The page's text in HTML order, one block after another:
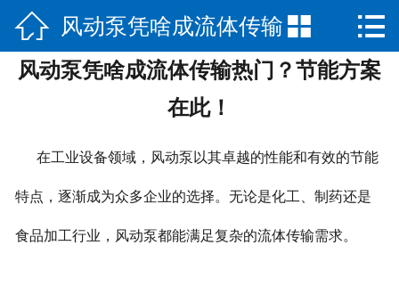
 网站首页
公司简介
新闻中心
荣誉资质
 风动泵凭啥成流体传输
热门？节能方案在此！
 
风动泵凭啥成流体传输热门？节能方案
在此！
在工业设备领域，风动泵以其卓越的性能和有效的节能
特点，逐渐成为众多企业的选择。无论是化工、制药还是
食品加工行业，风动泵都能满足复杂的流体传输需求。